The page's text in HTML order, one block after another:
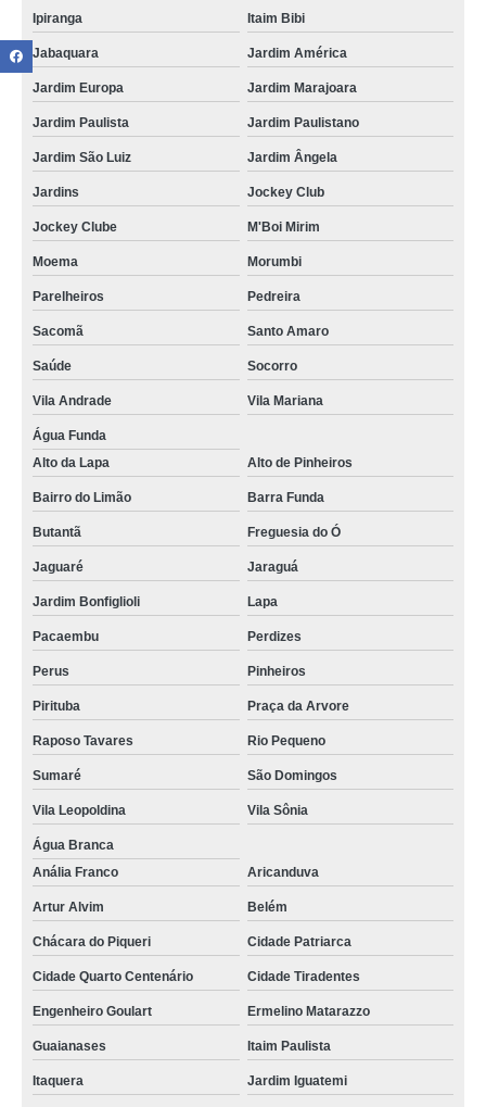
Ipiranga Itaim Bibi
Jabaquara Jardim América
Jardim Europa Jardim Marajoara
Jardim Paulista Jardim Paulistano
Jardim São Luiz Jardim Ângela
Jardins Jockey Club
Jockey Clube M'Boi Mirim
Moema Morumbi
Parelheiros Pedreira
Sacomã Santo Amaro
Saúde Socorro
Vila Andrade Vila Mariana
Água Funda
Alto da Lapa
Alto de Pinheiros
Bairro do Limão Barra Funda
Butantã Freguesia do Ó
Jaguaré Jaraguá
Jardim Bonfiglioli Lapa
Pacaembu Perdizes
Perus Pinheiros
Pirituba Praça da Arvore
Raposo Tavares Rio Pequeno
Sumaré São Domingos
Vila Leopoldina Vila Sônia
Água Branca
Anália Franco
Aricanduva
Artur Alvim Belém
Chácara do Piqueri Cidade Patriarca
Cidade Quarto Centenário Cidade Tiradentes
Engenheiro Goulart Ermelino Matarazzo
Guaianases Itaim Paulista
Itaquera Jardim Iguatemi